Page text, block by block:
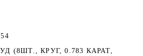
(8ШТ., КРУГ, 0.783 КАРАТ,